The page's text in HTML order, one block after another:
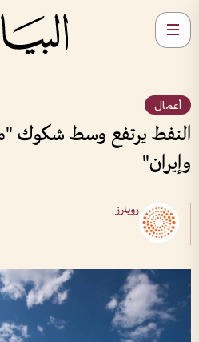
أعمال
النفط يرتفع وسط شكوك
وإيران"
رويترز